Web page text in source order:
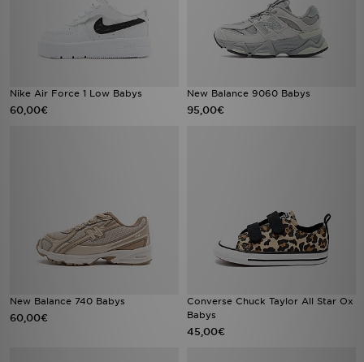
Nike Air Force 1 Low Babys
60,00€
New Balance 9060 Babys
95,00€
New Balance 740 Babys
60,00€
Converse Chuck Taylor All Star Ox
Babys
45,00€